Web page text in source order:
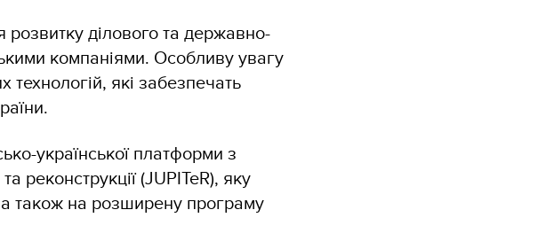
розвитку ділового та державно-
компаніями. Особливу увагу
які забезпечать
української платформи з
реконструкції (JUPITeR), яку
а також на розширену програму